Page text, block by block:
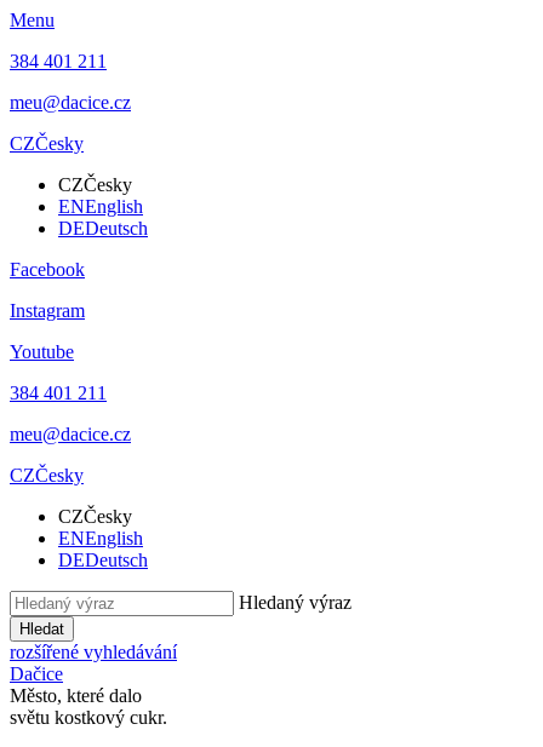
Menu
384 401 211
meu@dacice.cz
CZČesky
CZČesky
ENEnglish
DEDeutsch
Facebook
Instagram
Youtube
384 401 211
meu@dacice.cz
CZČesky
CZČesky
ENEnglish
DEDeutsch
Hledaný výraz
Hledat
rozšířené vyhledávání
Dačice
Město, které dalo
světu kostkový cukr.